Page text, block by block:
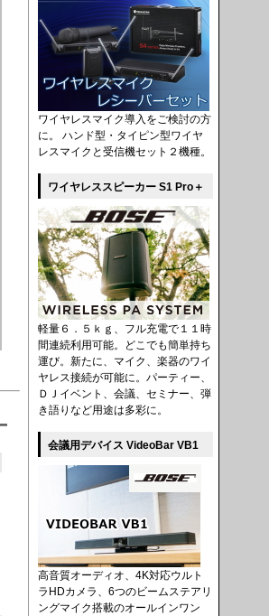
ワイヤレスマイク導入をご検討の方
に。 ハンド型・タイピン型ワイヤ
レスマイクと受信機セット２機種。
ワイヤレススピーカー S1 Pro＋
軽量６．５ｋｇ、フル充電で１１時
間連続利用可能。どこでも簡単持ち
運び。新たに、マイク、楽器のワイ
ヤレス接続が可能に。パーティー、
ＤＪイベント、会議、セミナー、弾
き語りなど用途は多彩に。
会議用デバイス VideoBar VB1
高音質オーディオ、4K対応ウルト
ラHDカメラ、6つのビームステアリ
ングマイク搭載のオールインワン